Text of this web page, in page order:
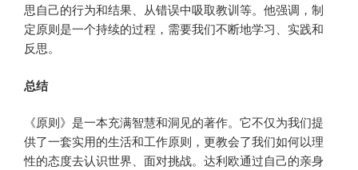
思自己的行为和结果、从错误中吸取教训等。他强调，制
定原则是一个持续的过程，需要我们不断地学习、实践和
反思。
总结
《原则》是一本充满智慧和洞见的著作。它不仅为我们提
供了一套实用的生活和工作原则，更教会了我们如何以理
性的态度去认识世界、面对挑战。达利欧通过自己的亲身